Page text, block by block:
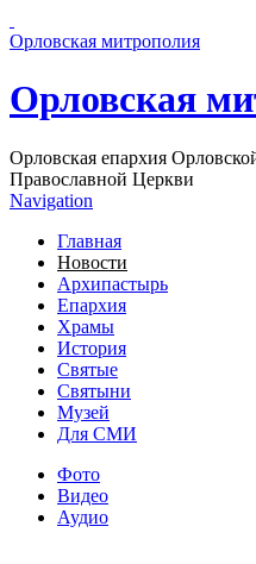
Орловская митрополия
Орловская
Орловская епархия
Православной Церкви
Navigation
Главная
Новости
Архипастырь
Епархия
Храмы
История
Святые
Святыни
Музей
Для СМИ
Фото
Видео
Аудио